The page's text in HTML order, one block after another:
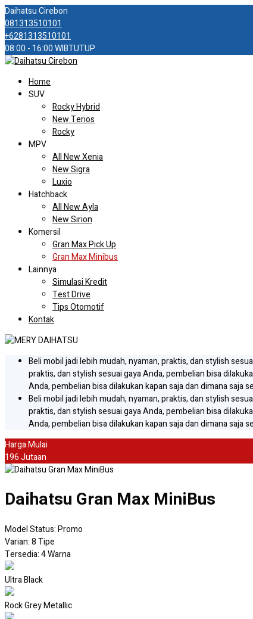
Daihatsu Cirebon
081313510101
+6281313510101
08:00 - 16:00 WIBTUTUP
Home
SUV
Rocky Hybrid
New Terios
Rocky
MPV
All New Xenia
New Sigra
Luxio
Hatchback
All New Ayla
New Sirion
Komersil
Gran Max Pick Up
Gran Max Minibus
Lainnya
Simulasi Kredit
Test Drive
Tips Otomotif
Kontak
Beli mobil jadi lebih mudah, nyaman, praktis, dan stylish
praktis, dan stylish sesuai gaya Anda, pembelian bisa
Anda, pembelian bisa dilakukan kapan saja dan dimana saja
Beli mobil jadi lebih mudah, nyaman, praktis, dan stylish
praktis, dan stylish sesuai gaya Anda, pembelian bisa
Anda, pembelian bisa dilakukan kapan saja dan dimana saja
Harga Mulai
196 Jutaan
Daihatsu Gran Max MiniBus
Model Status: Promo
Varian: 8 Tipe
Tersedia: 4 Warna
Ultra Black
Rock Grey Metallic